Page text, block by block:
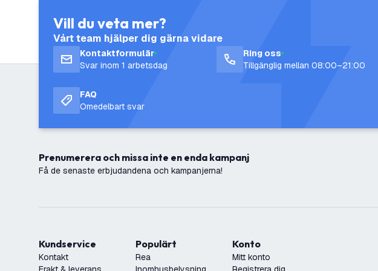
Vill du veta mer?
Vårt team hjälper dig gärna vidare
Kontaktformulär
Svar inom 1 arbetsdag
Ring oss
Tillgänglig mellan 08:00–21:00
FAQ
Omedelbart svar
Prenumerera och missa inte en enda kampanj
Få de senaste erbjudandena och kampanjerna!
Kundservice
Kontakt
Populärt
Rea
Konto
Mitt konto